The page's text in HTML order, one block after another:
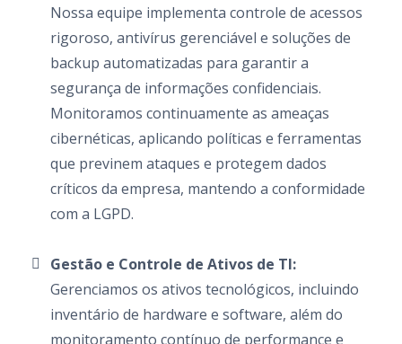
Nossa equipe implementa controle de acessos
rigoroso, antivírus gerenciável e soluções de
backup automatizadas para garantir a
segurança de informações confidenciais.
Monitoramos continuamente as ameaças
cibernéticas, aplicando políticas e ferramentas
que previnem ataques e protegem dados
críticos da empresa, mantendo a conformidade
com a LGPD.
Gestão e Controle de Ativos de TI:
Gerenciamos os ativos tecnológicos, incluindo
inventário de hardware e software, além do
monitoramento contínuo de performance e